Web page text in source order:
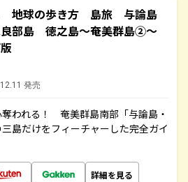
地球の歩き方 島旅 与論島
部島 徳之島～奄美群島②～
発売
われる！ 奄美群島南部「与論島・
島だけをフィーチャーした完全ガイ
詳細を見る